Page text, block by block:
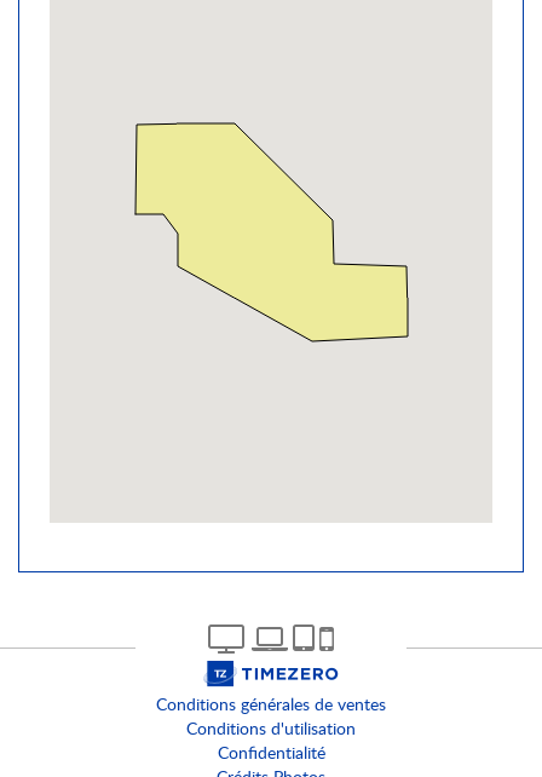
Conditions générales de ventes
Conditions d'utilisation
Confidentialité